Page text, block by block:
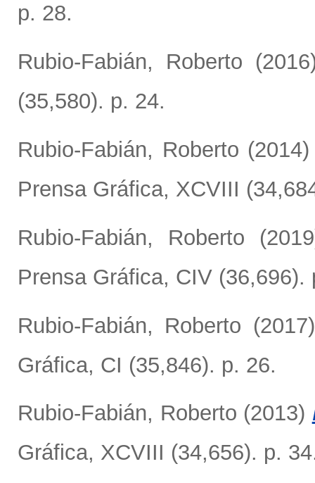
p. 28.
Rubio-Fabián, Roberto
(35,580). p. 24.
Rubio-Fabián, Roberto
Prensa Gráfica, XCVIII
Rubio-Fabián, Roberto
Prensa Gráfica, CIV (36,696).
Rubio-Fabián, Roberto
Gráfica, CI (35,846). p. 26.
Rubio-Fabián, Roberto (2013)
Gráfica, XCVIII (34,656). p.